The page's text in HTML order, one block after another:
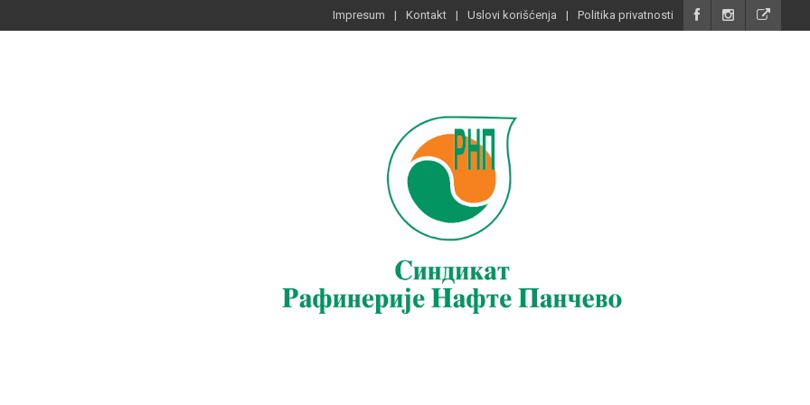
Impresum Kontakt Uslovi korišćenja Politika privatnosti